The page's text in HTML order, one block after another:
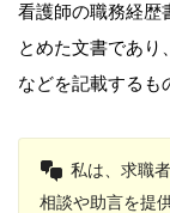
看護師の職務経歴
とめた文書であり
などを記載するも
私は、求職
相談や助言を提